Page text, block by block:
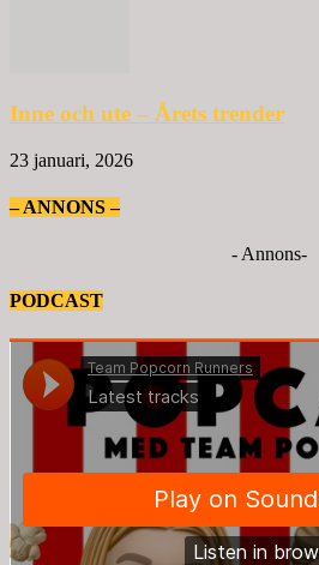
Inne och ute – Årets trender
23 januari, 2026
– ANNONS –
- Annons-
PODCAST